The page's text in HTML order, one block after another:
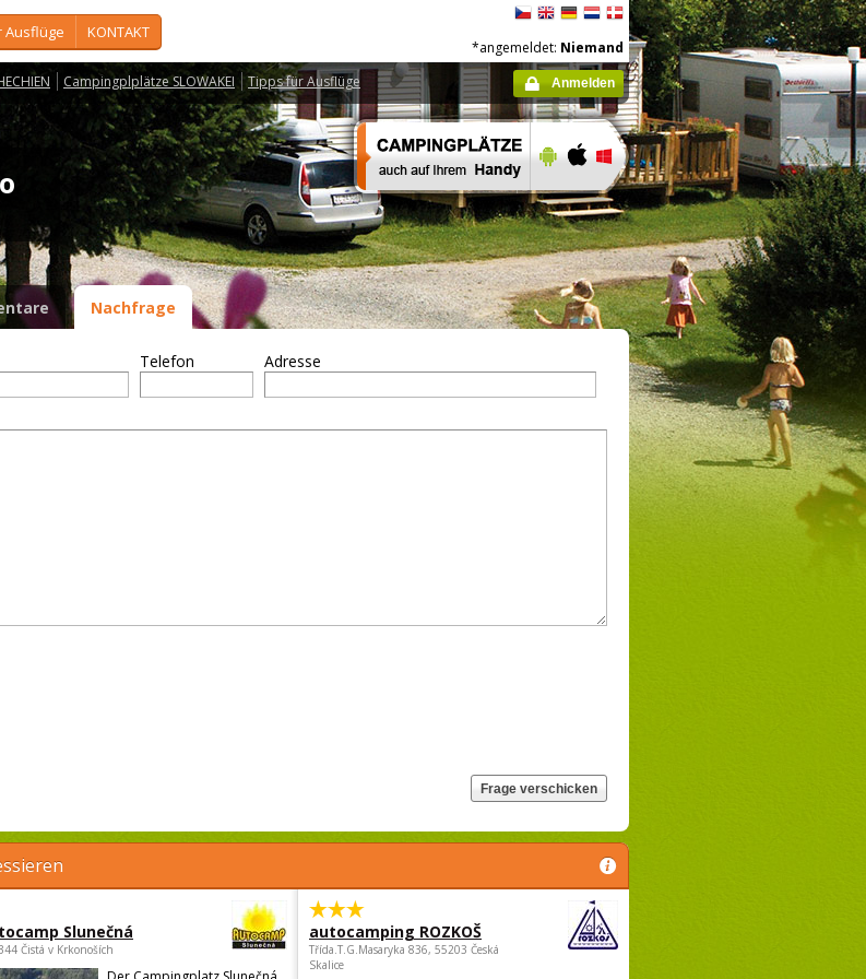
Ausflüge KONTAKT
Campingplplätze SLOWAKEI Tipps für Ausflüge
*angemeldet: Niemand
Anmelden
Nachfrage
Telefon Adresse
Slunečná
Čistá v Krkonoších
autocamping ROZKOŠ
Třída.T.G.Masaryka 836, 55203 Česká
Skalice